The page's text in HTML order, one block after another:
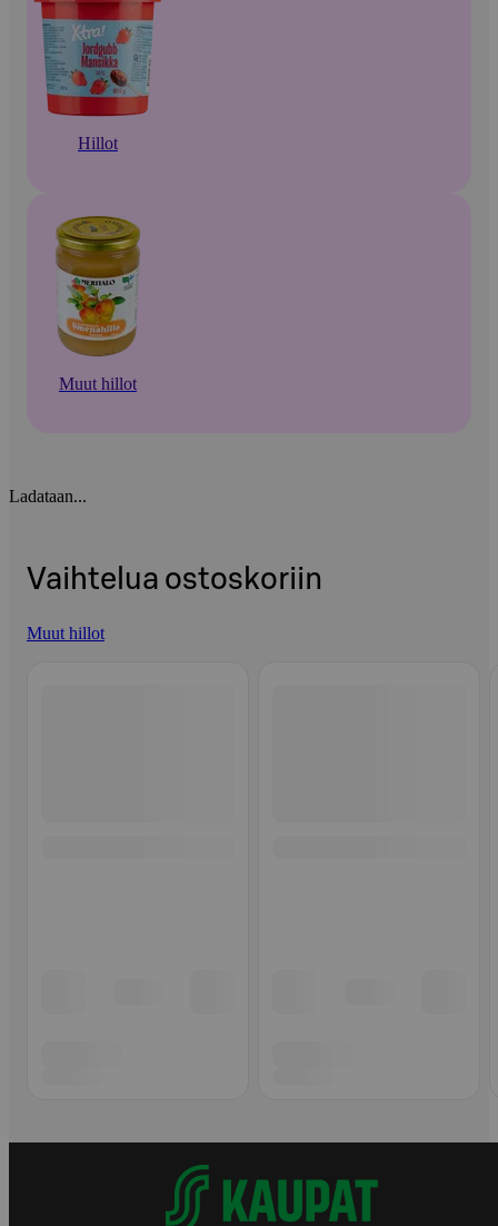
Hillot
Muut hillot
Ladataan...
Vaihtelua ostoskoriin
Muut hillot